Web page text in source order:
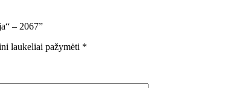
– 2067”
laukeliai pažymėti *